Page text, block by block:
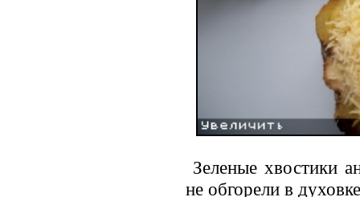
Зеленые хвостики
не обгорели в